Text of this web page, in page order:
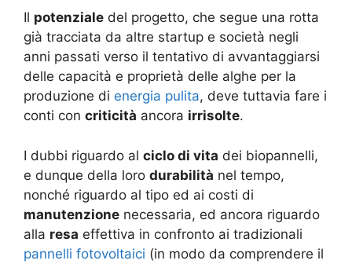
Il potenziale del progetto, che segue una rotta
già tracciata da altre startup e società negli
anni passati verso il tentativo di avvantaggiarsi
delle capacità e proprietà delle alghe per la
produzione di energia pulita, deve tuttavia fare i
conti con criticità ancora irrisolte.
I dubbi riguardo al ciclo di vita dei biopannelli,
e dunque della loro durabilità nel tempo,
nonché riguardo al tipo ed ai costi di
manutenzione necessaria, ed ancora riguardo
alla resa effettiva in confronto ai tradizionali
pannelli fotovoltaici (in modo da comprendere il